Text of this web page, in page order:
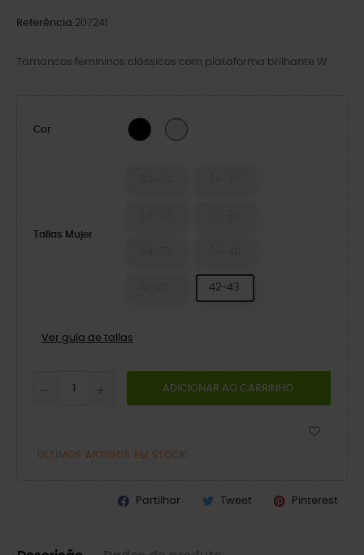
Referência 207241
Tamancos femininos clássicos com plataforma brilhante W
Cor BLACK Chalk
Tallas Mujer
42-43
Ver guía de tallas
ADICIONAR AO CARRINHO
ÚLTIMOS ARTIGOS EM STOCK
Partilhar Tweet Pinterest